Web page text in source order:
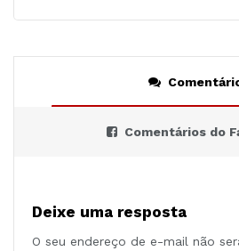
Comentários do
Deixe uma resposta
O seu endereço de e-mail não